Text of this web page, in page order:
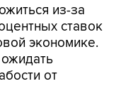
из-за
ставок
экономике.
от